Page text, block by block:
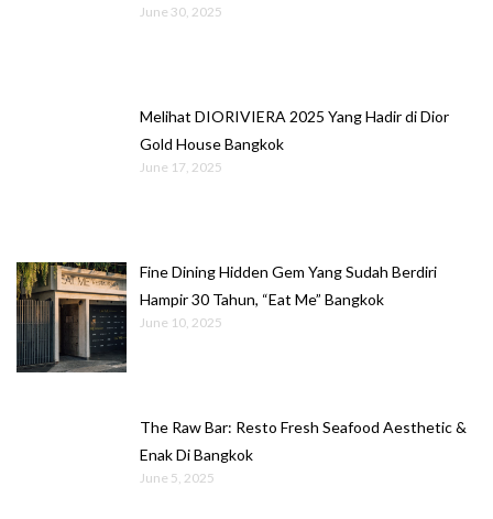
June 30, 2025
Melihat DIORIVIERA 2025 Yang Hadir di Dior
Gold House Bangkok
June 17, 2025
Fine Dining Hidden Gem Yang Sudah Berdiri
Hampir 30 Tahun, “Eat Me” Bangkok
June 10, 2025
The Raw Bar: Resto Fresh Seafood Aesthetic &
Enak Di Bangkok
June 5, 2025